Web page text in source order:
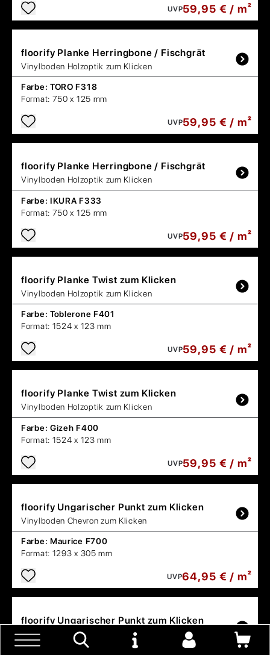
UVP59,95 € / m²
floorify Planke Herringbone / Fischgrät
Vinylboden Holzoptik zum Klicken
Farbe: TORO F318
Format: 750 x 125 mm
UVP59,95 € / m²
floorify Planke Herringbone / Fischgrät
Vinylboden Holzoptik zum Klicken
Farbe: IKURA F333
Format: 750 x 125 mm
UVP59,95 € / m²
floorify Planke Twist zum Klicken
Vinylboden Holzoptik zum Klicken
Farbe: Toblerone F401
Format: 1524 x 123 mm
UVP59,95 € / m²
floorify Planke Twist zum Klicken
Vinylboden Holzoptik zum Klicken
Farbe: Gizeh F400
Format: 1524 x 123 mm
UVP59,95 € / m²
floorify Ungarischer Punkt zum Klicken
Vinylboden Chevron zum Klicken
Farbe: Maurice F700
Format: 1293 x 305 mm
UVP64,95 € / m²
floorify Ungarischer Punkt zum Klicken
Vinylboden Chevron zum Klicken